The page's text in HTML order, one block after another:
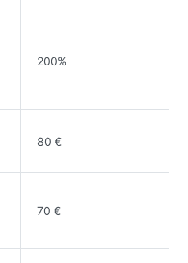
200%
80 €
70 €